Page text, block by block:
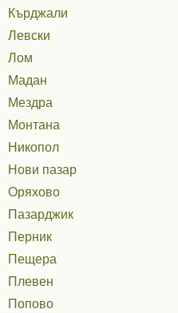
Кърджали
Левски
Лом
Мадан
Мездра
Монтана
Никопол
Нови пазар
Оряхово
Пазарджик
Перник
Пещера
Плевен
Попово